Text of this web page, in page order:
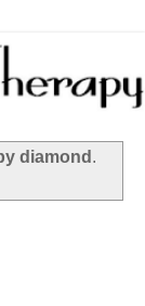
diamond .